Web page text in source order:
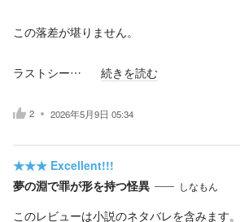
この落差が堪りません。
ラストシー… 続きを読む
2 2026年5月9日 05:34
★★★ Excellent!!!
夢の淵で罪が形を持つ怪異
しなもん
このレビューは小説のネタバレを含みます。